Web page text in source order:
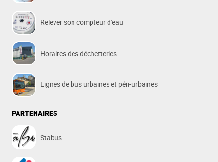
Relever son compteur d'eau
Horaires des déchetteries
Lignes de bus urbaines et péri-urbaines
PARTENAIRES
Stabus